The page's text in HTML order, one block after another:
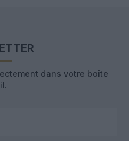
dans votre boîte